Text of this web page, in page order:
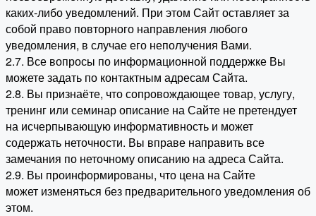
каких-либо уведомлений. При этом Сайт оставляет за
собой право повторного направления любого
уведомления, в случае его неполучения Вами.
2.7. Все вопросы по информационной поддержке Вы
можете задать по контактным адресам Сайта.
2.8. Вы признаёте, что сопровождающее товар, услугу,
тренинг или семинар описание на Сайте не претендует
на исчерпывающую информативность и может
содержать неточности. Вы вправе направить все
замечания по неточному описанию на адреса Сайта.
2.9. Вы проинформированы, что цена на Сайте
может изменяться без предварительного уведомления об
этом.